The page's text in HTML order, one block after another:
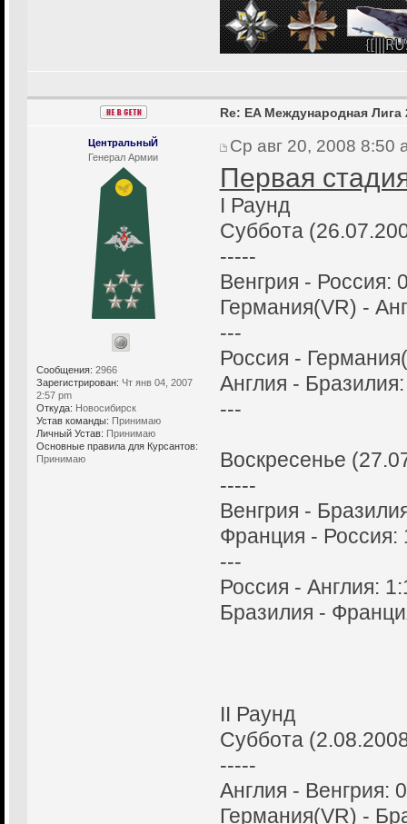
ЦентральныЙ
Генерал Армии
Сообщения: 2966
Зарегистрирован: Чт янв 04, 2007
2:57 pm
Откуда: Новосибирск
Устав команды: Принимаю
Личный Устав: Принимаю
Основные правила для Курсантов:
Принимаю
Re: EA Международная Лига
Ср авг 20, 2008 8:50
Первая
I Раунд
Суббота
-----
Венгрия - Россия:
Германия(VR) -
---
Россия -
Англия -
---
Воскресенье
-----
Венгрия -
Франция - Россия:
---
Россия - Англия:
Бразилия -
II Раунд
Суббота
-----
Англия - Венгрия:
Германия(VR) -